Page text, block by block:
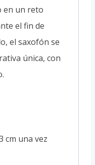
en un reto
el fin de
el saxofón se
única, con
cm una vez